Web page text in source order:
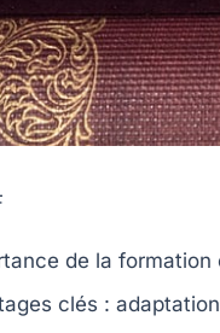
de la formation
clés : adaptation